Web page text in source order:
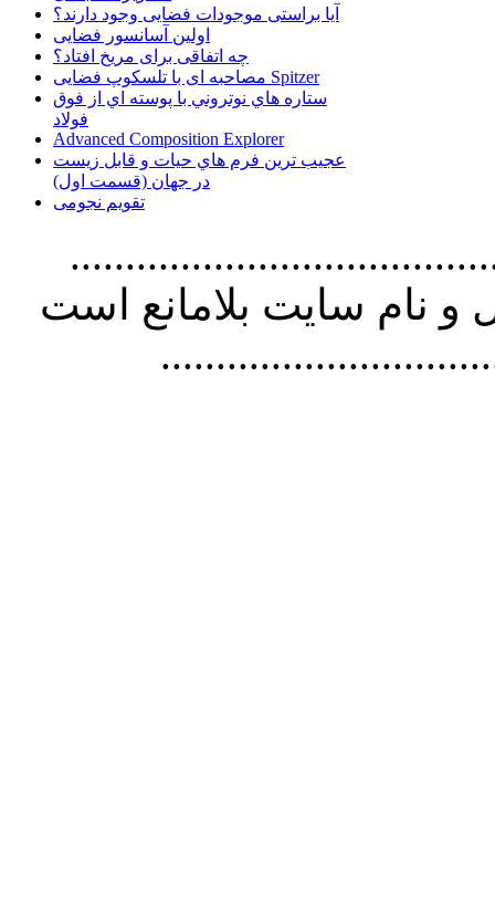
آیا براستی موجودات فضایی وجود دارند؟
اولین آسانسور فضایی
چه اتفاقی برای مریخ افتاد؟
مصاحبه ای با تلسکوپ فضایی Spitzer
ستاره هاي نوتروني با پوسته اي از فوق
فولاد
Advanced Composition Explorer
عجیب ترین فرم هاي حيات و قابل زيست
در جهان (قسمت اول)
تقویم نجومی
استفاده از
نام سايت بلامانع است